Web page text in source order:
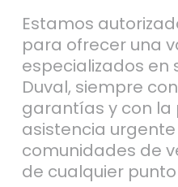
Estamos
para ofrecer una
especializados en
Duval, siempre
garantías y con la
asistencia
comunidades de
de cualquier